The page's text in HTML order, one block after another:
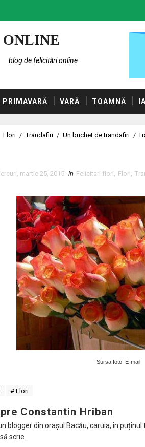
blog de felicitări online
PRIMAVARĂ VARĂ TOAMNĂ
Flori / Trandafiri / Un buchet de trandafiri /
martie 25, 2015 in Felicitari flori, Flori,
Sursa foto: E-mail
# Flori
Constantin Hriban
blogger din orașul Bacău, caruia, în
scrie.